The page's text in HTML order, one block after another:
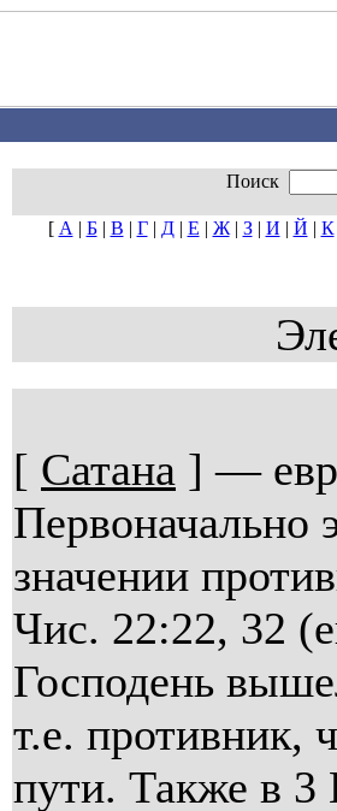
Поиск
[ А | Б| В | Г| Д| Е | Ж| З| И | Й | К
[ Сатана ] —
Первоначально
значении
Чис. 22:22, 32
Господень
т.е. противник,
пути. Также в 3